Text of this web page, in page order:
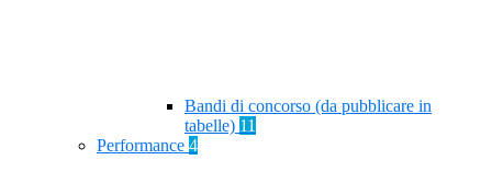
Bandi di concorso (da pubblicare in
tabelle) 11
Performance 4